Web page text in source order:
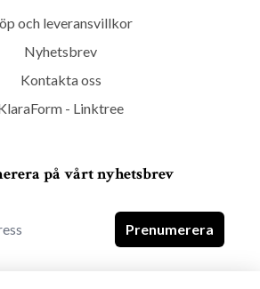
och leveransvillkor
Nyhetsbrev
Kontakta oss
- Linktree
på vårt nyhetsbrev
Prenumerera